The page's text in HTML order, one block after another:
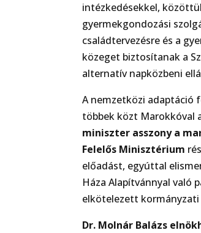
intézkedésekkel,
gyermekgondozási
családtervezésre és a
közeget biztosítanak a
alternatív napközbeni
A nemzetközi adaptáció
többek közt Marokkóval
miniszter asszony a
Felelős Minisztérium
előadást, egyúttal
Háza Alapítvánnyal való
elkötelezett
Dr. Molnár Balázs